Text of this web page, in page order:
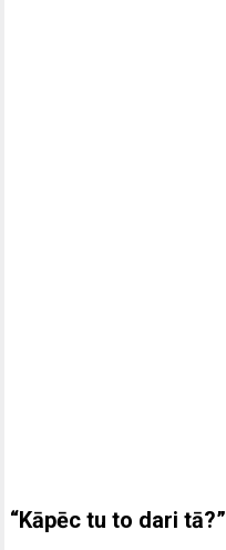
“Kāpēc tu to dari tā?”